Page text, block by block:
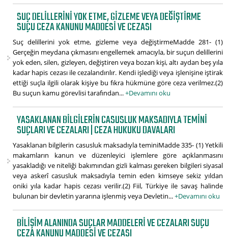
SUÇ DELILLERINI YOK ETME, GIZLEME VEYA DEĞIŞTIRME
SUÇU CEZA KANUNU MADDESI VE CEZASI
Suç delillerini yok etme, gizleme veya değiştirmeMadde 281- (1)
Gerçeğin meydana çıkmasını engellemek amacıyla, bir suçun delillerini
yok eden, silen, gizleyen, değiştiren veya bozan kişi, altı aydan beş yıla
kadar hapis cezası ile cezalandırılır. Kendi işlediği veya işlenişine iştirak
ettiği suçla ilgili olarak kişiye bu fıkra hükmüne göre ceza verilmez.(2)
Bu suçun kamu görevlisi tarafından...+Devamını oku
YASAKLANAN BILGILERIN CASUSLUK MAKSADIYLA TEMINI
SUÇLARI VE CEZALARI | CEZA HUKUKU DAVALARI
Yasaklanan bilgilerin casusluk maksadıyla teminiMadde 335- (1) Yetkili
makamların kanun ve düzenleyici işlemlere göre açıklanmasını
yasakladığı ve niteliği bakımından gizli kalması gereken bilgileri siyasal
veya askerî casusluk maksadıyla temin eden kimseye sekiz yıldan
oniki yıla kadar hapis cezası verilir.(2) Fiil, Türkiye ile savaş halinde
bulunan bir devletin yararına işlenmiş veya Devletin...+Devamını oku
BILIŞIM ALANINDA SUÇLAR MADDELERI VE CEZALARI SUÇU
CEZA KANUNU MADDESI VE CEZASI